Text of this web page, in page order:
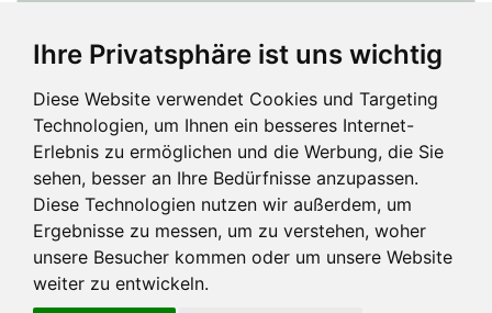
Ihre Privatsphäre ist uns wichtig
Diese Website verwendet Cookies und Targeting
Technologien, um Ihnen ein besseres Internet-
Erlebnis zu ermöglichen und die Werbung, die Sie
sehen, besser an Ihre Bedürfnisse anzupassen.
Diese Technologien nutzen wir außerdem, um
Ergebnisse zu messen, um zu verstehen, woher
unsere Besucher kommen oder um unsere Website
weiter zu entwickeln.
Mein Unternehmen hinzufügen